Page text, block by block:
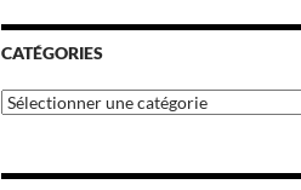
CATÉGORIES
Catégories